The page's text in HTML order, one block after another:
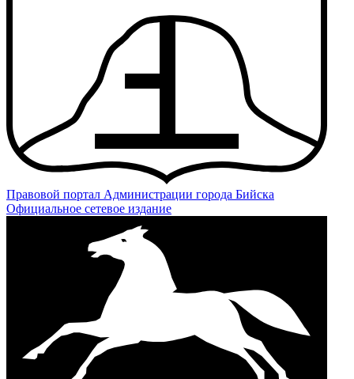
Правовой портал Администрации города Бийска
Официальное сетевое издание